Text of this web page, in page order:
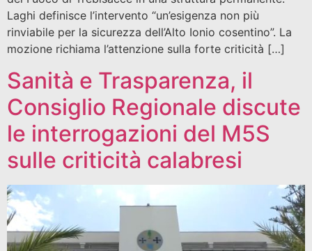
Laghi definisce l’intervento “un’esigenza non più
rinviabile per la sicurezza dell’Alto Ionio cosentino”. La
mozione richiama l’attenzione sulla forte criticità […]
Sanità e Trasparenza, il
Consiglio Regionale discute
le interrogazioni del M5S
sulle criticità calabresi